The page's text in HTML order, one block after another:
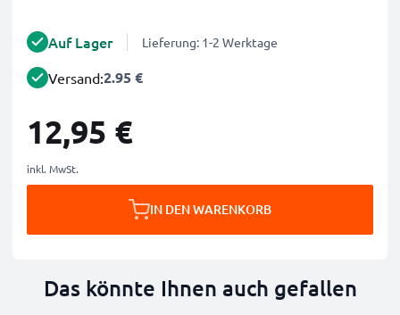
Auf Lager Lieferung: 1-2 Werktage
Versand:2.95 €
12,95 €
inkl. MwSt.
IN DEN WARENKORB
Das könnte Ihnen auch gefallen